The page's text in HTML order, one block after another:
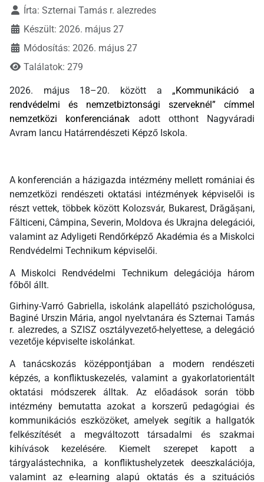
Írta: Szternai Tamás r. alezredes
Készült: 2026. május 27
Módosítás: 2026. május 27
Találatok: 279
2026. május 18–20. között a „Kommunikáció a
rendvédelmi és nemzetbiztonsági szerveknél” címmel
nemzetközi konferenciának adott otthont Nagyváradi
Avram Iancu Határrendészeti Képző Iskola.
A konferencián a házigazda intézmény mellett romániai és
nemzetközi rendészeti oktatási intézmények képviselői is
részt vettek, többek között Kolozsvár, Bukarest, Drăgășani,
Fălticeni, Câmpina, Severin, Moldova és Ukrajna delegációi,
valamint az Adyligeti Rendőrképző Akadémia és a Miskolci
Rendvédelmi Technikum képviselői.
A Miskolci Rendvédelmi Technikum delegációja három
főből állt.
Girhiny-Varró Gabriella, iskolánk alapellátó pszichológusa,
Baginé Urszin Mária, angol nyelvtanára és Szternai Tamás
r. alezredes, a SZISZ osztályvezető-helyettese, a delegáció
vezetője képviselte iskolánkat.
A tanácskozás középpontjában a modern rendészeti
képzés, a konfliktuskezelés, valamint a gyakorlatorientált
oktatási módszerek álltak. Az előadások során több
intézmény bemutatta azokat a korszerű pedagógiai és
kommunikációs eszközöket, amelyek segítik a hallgatók
felkészítését a megváltozott társadalmi és szakmai
kihívások kezelésére. Kiemelt szerepet kapott a
tárgyalástechnika, a konfliktushelyzetek deeszkalációja,
valamint az e-learning alapú oktatás és a szituációs